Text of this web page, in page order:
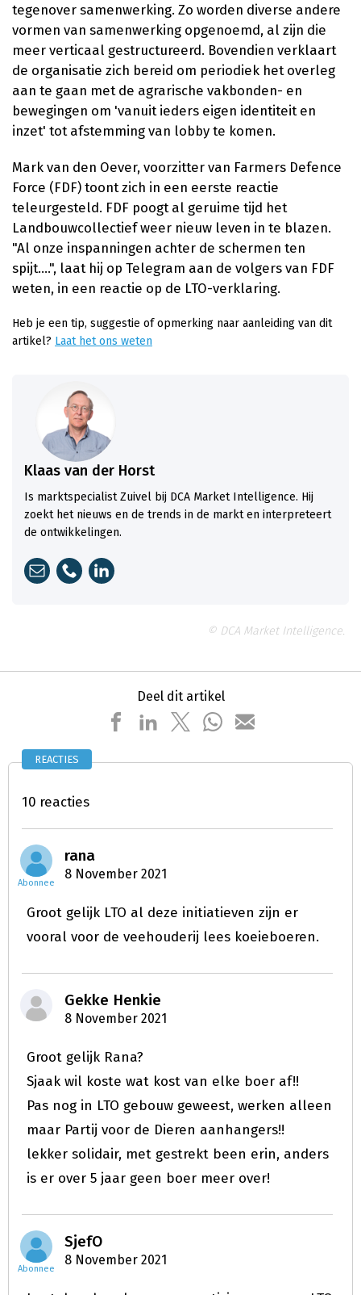
tegenover samenwerking. Zo worden diverse andere
vormen van samenwerking opgenoemd, al zijn die
meer verticaal gestructureerd. Bovendien verklaart
de organisatie zich bereid om periodiek het overleg
aan te gaan met de agrarische vakbonden- en
bewegingen om 'vanuit ieders eigen identiteit en
inzet' tot afstemming van lobby te komen.
Mark van den Oever, voorzitter van Farmers Defence
Force (FDF) toont zich in een eerste reactie
teleurgesteld. FDF poogt al geruime tijd het
Landbouwcollectief weer nieuw leven in te blazen.
"Al onze inspanningen achter de schermen ten
spijt....", laat hij op Telegram aan de volgers van FDF
weten, in een reactie op de LTO-verklaring.
Heb je een tip, suggestie of opmerking naar aanleiding van dit
artikel? Laat het ons weten
Klaas van der Horst
Is marktspecialist Zuivel bij DCA Market Intelligence. Hij
zoekt het nieuws en de trends in de markt en interpreteert
de ontwikkelingen.
© DCA Market Intelligence.
Deel dit artikel
REACTIES
10 reacties
Abonnee
rana
8 November 2021
Groot gelijk LTO al deze initiatieven zijn er
vooral voor de veehouderij lees koeieboeren.
Gekke Henkie
8 November 2021
Groot gelijk Rana?
Sjaak wil koste wat kost van elke boer af!!
Pas nog in LTO gebouw geweest, werken alleen
maar Partij voor de Dieren aanhangers!!
lekker solidair, met gestrekt been erin, anders
is er over 5 jaar geen boer meer over!
Abonnee
SjefO
8 November 2021